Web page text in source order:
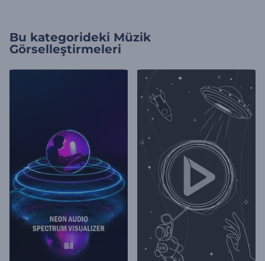
Bu kategorideki Müzik
Görselleştirmeleri